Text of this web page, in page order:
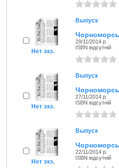
Нет экз.
Выпуск
29/11/2014 р.
ISBN відсутній
Нет экз.
Выпуск
27/11/2014 р.
ISBN відсутній
Нет экз.
Выпуск
22/11/2014 р.
ISBN відсутній